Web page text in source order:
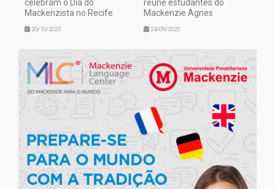
celebram o Dia do
Mackenzista no Recife
20/10/2025
reúne estudantes do
Mackenzie Agnes
24/09/2025